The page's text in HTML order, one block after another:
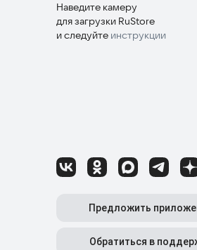
Наведите камеру
для загрузки RuStore
и следуйте инструкции
Предложить
Обратиться в